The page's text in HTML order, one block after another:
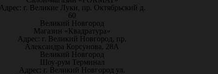
г. Великие Луки, пр. Октябрьский д.
60
Великий Новгород
Магазин «Квадратура»
Адрес: г. Великий Новгород, пр.
Александра Корсунова, 28А
Великий Новгород
Шоу-рум Терминал
Адрес: г. Великий Новгород ул.